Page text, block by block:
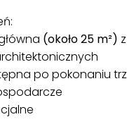
(około 25 m²)
po pokonaniu